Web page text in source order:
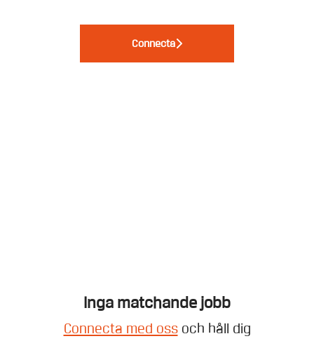
Connecta
Inga matchande jobb
Connecta med ossoch håll dig